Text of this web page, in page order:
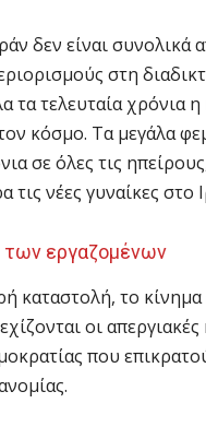
δεν είναι
στη
τα τελευταία χρόνια η
κόσμο. Τα μεγάλα
σε όλες τις
τις νέες γυναίκες
εργαζομένων
καταστολή, το κίνημα
οι
που